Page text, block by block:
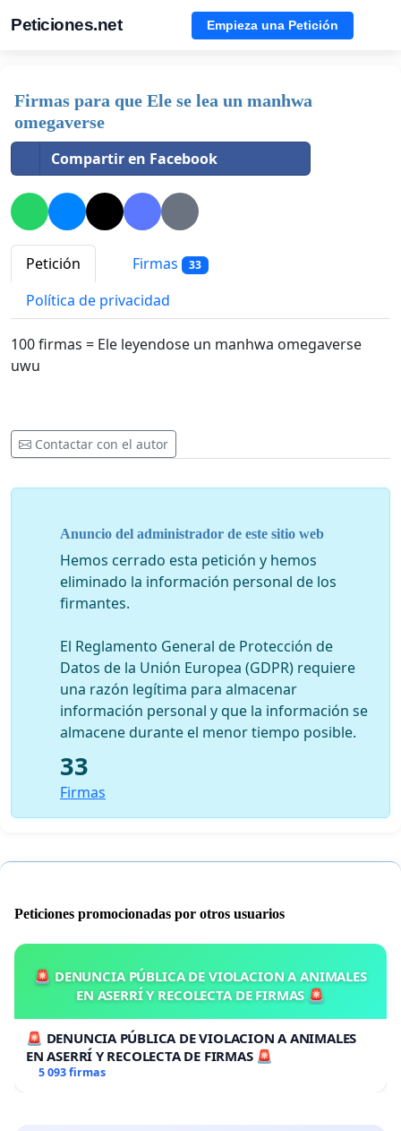
Peticiones.net Empieza una Petición
Firmas para que Ele se lea un manhwa
omegaverse
Compartir en Facebook
Petición Firmas 33
Política de privacidad
100 firmas = Ele leyendose un manhwa omegaverse
uwu
Contactar con el autor
Anuncio del administrador de este sitio web
Hemos cerrado esta petición y hemos
eliminado la información personal de los
firmantes.
El Reglamento General de Protección de
Datos de la Unión Europea (GDPR) requiere
una razón legítima para almacenar
información personal y que la información se
almacene durante el menor tiempo posible.
33
Firmas
Peticiones promocionadas por otros usuarios
🚨 DENUNCIA PÚBLICA DE VIOLACION A ANIMALES
EN ASERRÍ Y RECOLECTA DE FIRMAS 🚨
🚨 DENUNCIA PÚBLICA DE VIOLACION A ANIMALES
EN ASERRÍ Y RECOLECTA DE FIRMAS 🚨
5 093 firmas